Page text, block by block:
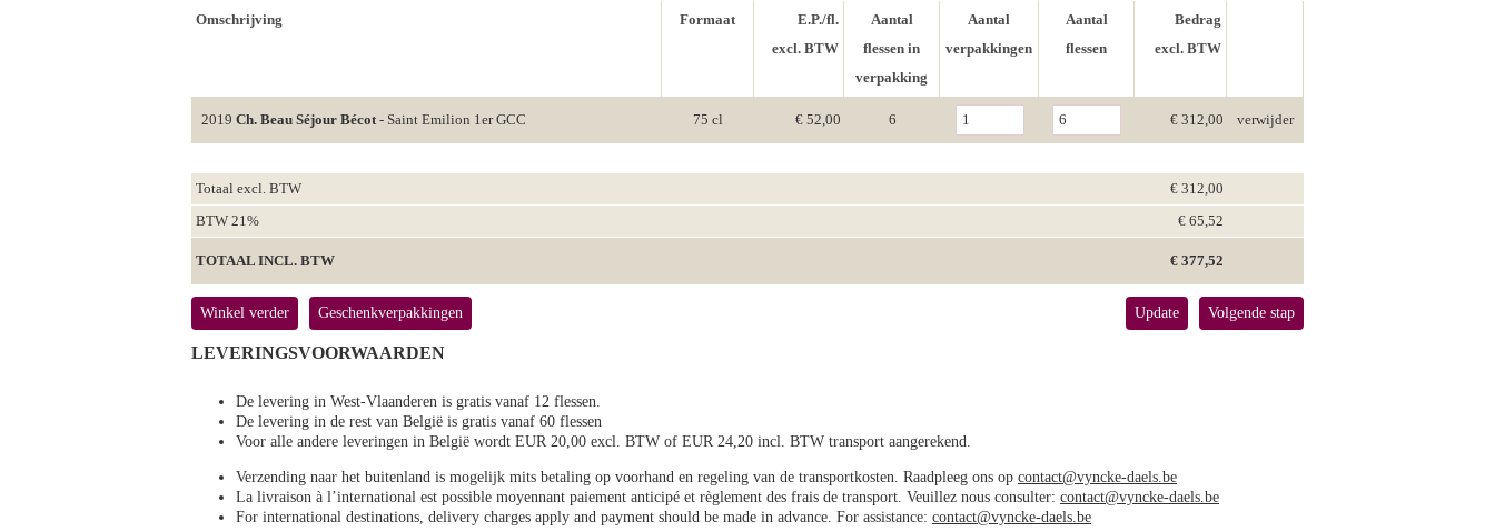
Omschrijving Formaat
E.P./fl.
excl. BTW
Aantal
flessen in
verpakking
Aantal
verpakkingen
Aantal
flessen
Bedrag
excl. BTW
2019 Ch. Beau Séjour Bécot- Saint Emilion 1er GCC 75 cl € 52,00 6 € 312,00 verwijder
Totaal excl. BTW
€ 312,00
BTW 21%
€ 65,52
TOTAAL INCL. BTW € 377,52
Winkel verder Geschenkverpakkingen Volgende stap
Update
LEVERINGSVOORWAARDEN
De levering in West-Vlaanderen is gratis vanaf 12 flessen.
De levering in de rest van België is gratis vanaf 60 flessen
Voor alle andere leveringen in België wordt EUR 20,00 excl. BTW of EUR 24,20 incl. BTW transport aangerekend.
Verzending naar het buitenland is mogelijk mits betaling op voorhand en regeling van de transportkosten. Raadpleeg ons op contact@vyncke-daels.be
La livraison à l’international est possible moyennant paiement anticipé et règlement des frais de transport. Veuillez nous consulter: contact@vyncke-daels.be
For international destinations, delivery charges apply and payment should be made in advance. For assistance: contact@vyncke-daels.be